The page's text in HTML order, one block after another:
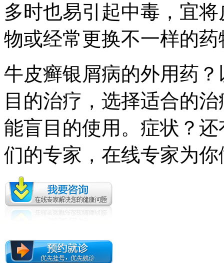
多时也易引起中毒，宜
物或经常更换不一样的药
牛皮癣银屑病的外用药
目的治疗，选择适合的
能盲目的使用。症状？
们的专家，在线专家为